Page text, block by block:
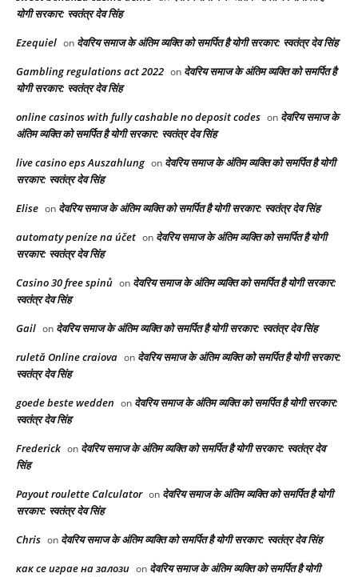
योगी सरकार: स्वतंत्र देव सिंह
Ezequiel on देवरिय समाज के अंतिम व्यक्ति को समर्पित है योगी सरकार: स्वतंत्र देव सिंह
Gambling regulations act 2022 on देवरिय समाज के अंतिम व्यक्ति को समर्पित है
योगी सरकार: स्वतंत्र देव सिंह
online casinos with fully cashable no deposit codes on देवरिय समाज के
अंतिम व्यक्ति को समर्पित है योगी सरकार: स्वतंत्र देव सिंह
live casino eps Auszahlung on देवरिय समाज के अंतिम व्यक्ति को समर्पित है योगी
सरकार: स्वतंत्र देव सिंह
Elise on देवरिय समाज के अंतिम व्यक्ति को समर्पित है योगी सरकार: स्वतंत्र देव सिंह
automaty peníze na účet on देवरिय समाज के अंतिम व्यक्ति को समर्पित है योगी
सरकार: स्वतंत्र देव सिंह
Casino 30 free spinů on देवरिय समाज के अंतिम व्यक्ति को समर्पित है योगी सरकार:
स्वतंत्र देव सिंह
Gail on देवरिय समाज के अंतिम व्यक्ति को समर्पित है योगी सरकार: स्वतंत्र देव सिंह
ruletă Online craiova on देवरिय समाज के अंतिम व्यक्ति को समर्पित है योगी सरकार:
स्वतंत्र देव सिंह
goede beste wedden on देवरिय समाज के अंतिम व्यक्ति को समर्पित है योगी सरकार:
स्वतंत्र देव सिंह
Frederick on देवरिय समाज के अंतिम व्यक्ति को समर्पित है योगी सरकार: स्वतंत्र देव
सिंह
Payout roulette Calculator on देवरिय समाज के अंतिम व्यक्ति को समर्पित है योगी
सरकार: स्वतंत्र देव सिंह
Chris on देवरिय समाज के अंतिम व्यक्ति को समर्पित है योगी सरकार: स्वतंत्र देव सिंह
как се играе на залози on देवरिय समाज के अंतिम व्यक्ति को समर्पित है योगी